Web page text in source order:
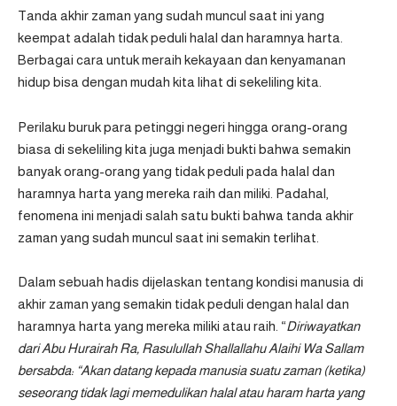
Tanda akhir zaman yang sudah muncul saat ini yang
keempat adalah tidak peduli halal dan haramnya harta.
Berbagai cara untuk meraih kekayaan dan kenyamanan
hidup bisa dengan mudah kita lihat di sekeliling kita.
Perilaku buruk para petinggi negeri hingga orang-orang
biasa di sekeliling kita juga menjadi bukti bahwa semakin
banyak orang-orang yang tidak peduli pada halal dan
haramnya harta yang mereka raih dan miliki. Padahal,
fenomena ini menjadi salah satu bukti bahwa tanda akhir
zaman yang sudah muncul saat ini semakin terlihat.
Dalam sebuah hadis dijelaskan tentang kondisi manusia di
akhir zaman yang semakin tidak peduli dengan halal dan
haramnya harta yang mereka miliki atau raih. “Diriwayatkan
dari Abu Hurairah Ra, Rasulullah Shallallahu Alaihi Wa Sallam
bersabda: “Akan datang kepada manusia suatu zaman (ketika)
seseorang tidak lagi memedulikan halal atau haram harta yang